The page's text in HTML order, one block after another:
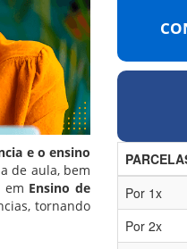
e o ensino
de aula, bem
em Ensino de
tornando
Por 1x
Por 2x